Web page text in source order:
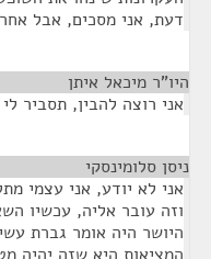
דעת, אני מסכים, אבל
היו"ר מיכאל איתן
אני רוצה להבין, תסביר
ניסן סלומינסקי
אני לא יודע, אני עצמי
וזה עובר אליה, עכשיו
היושר היה אומר גברת